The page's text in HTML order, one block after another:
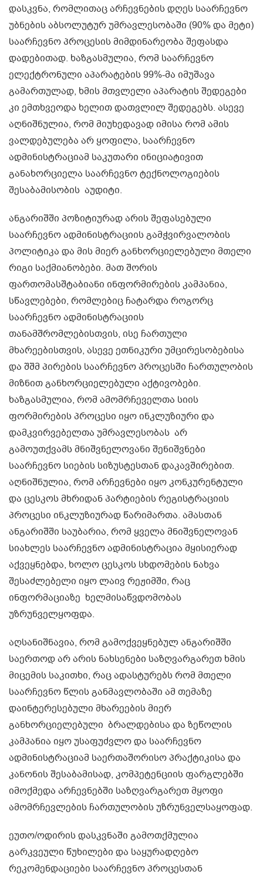
დასკვნა, რომლითაც არჩევნების დღეს საარჩევნო
უბნების აბსოლუტურ უმრავლესობაში (90% და მეტი)
საარჩევნო პროცესის მიმდინარეობა შეფასდა
დადებითად. ხაზგასმულია, რომ საარჩევნო
ელექტრონული აპარატების 99%-მა იმუშავა
გამართულად, ხმის მთვლელი აპარატის შედეგები
კი ემთხვეოდა ხელით დათვლილ შედეგებს. ასევე
აღნიშნულია, რომ მიუხედავად იმისა რომ ამის
ვალდებულება არ ყოფილა, საარჩევნო
ადმინისტრაციამ საკუთარი ინიციატივით
განახორციელა საარჩევნო ტექნოლოგიების
შესაბამისობის აუდიტი.
ანგარიშში პოზიტიურად არის შეფასებული
საარჩევნო ადმინისტრაციის გამჭვირვალობის
პოლიტიკა და მის მიერ განხორციელებული მთელი
რიგი საქმიანობები. მათ შორის
ფართომასშტაბიანი ინფორმირების კამპანია,
სწავლებები, რომლებიც ჩატარდა როგორც
საარჩევნო ადმინისტრაციის
თანამშრომლებისთვის, ისე ჩართული
მხარეებისთვის, ასევე ეთნიკური უმცირესობებისა
და შშმ პირების საარჩევნო პროცესში ჩართულობის
მიზნით განხორციელებული აქტივობები.
ხაზგასმულია, რომ ამომრჩეველთა სიის
ფორმირების პროცესი იყო ინკლუზიური და
დამკვირვებელთა უმრავლესობას არ
გამოუთქვამს მნიშვნელოვანი შენიშვნები
საარჩევნო სიების სიზუსტესთან დაკავშირებით.
აღნიშნულია, რომ არჩევნები იყო კონკურენტული
და ცესკოს მხრიდან პარტიების რეგისტრაციის
პროცესი ინკლუზიურად წარიმართა. ამასთან
ანგარიშში საუბარია, რომ ყველა მნიშვნელოვან
სიახლეს საარჩევნო ადმინისტრაცია მყისიერად
აქვეყნებდა, ხოლო ცესკოს სხდომების ნახვა
შესაძლებელი იყო ლაივ რეჟიმში, რაც
ინფორმაციაზე ხელმისაწვდომობას
უზრუნველყოფდა.
აღსანიშნავია, რომ გამოქვეყნებულ ანგარიშში
საერთოდ არ არის ნახსენები საზღვარგარეთ ხმის
მიცემის საკითხი, რაც ადასტურებს რომ მთელი
საარჩევნო წლის განმავლობაში ამ თემაზე
დაინტერესებული მხარეების მიერ
განხორციელებული ბრალდებისა და ზეწოლის
კამპანია იყო უსაფუძვლო და საარჩევნო
ადმინისტრაციამ საერთაშორისო პრაქტიკისა და
კანონის შესაბამისად, კომპეტენციის ფარგლებში
იმოქმედა არჩევნებში საზღვარგარეთ მყოფი
ამომრჩევლების ჩართულობის უზრუნველსაყოფად.
ეუთო/ოდირის დასკვნაში გამოთქმულია
გარკვეული წუხილები და საყურადღებო
რეკომენდაციები საარჩევნო პროცესთან